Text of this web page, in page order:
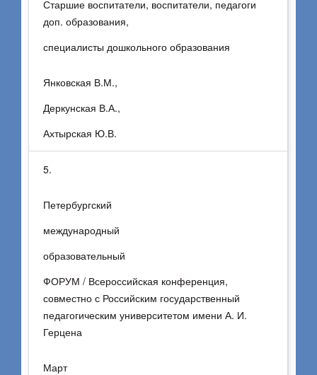
Старшие воспитатели, воспитатели, педагоги
доп. образования,
специалисты дошкольного образования
Янковская В.М.,
Деркунская В.А.,
Ахтырская Ю.В.
5.
Петербургский
международный
образовательный
ФОРУМ / Всероссийская конференция,
совместно с Российским государственный
педагогическим университетом имени А. И.
Герцена
Март